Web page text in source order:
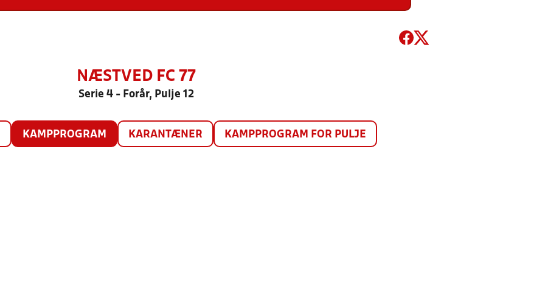
NÆSTVED FC 77
Serie 4 - Forår, Pulje 12
KAMPPROGRAM KARANTÆNER KAMPPROGRAM FOR PULJE